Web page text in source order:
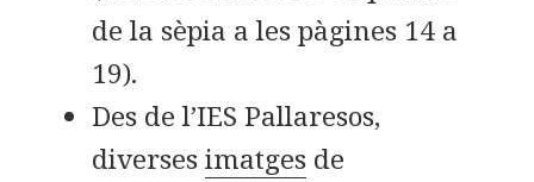
de la sèpia a les pàgines 14 a
19).
Des de l’IES Pallaresos,
diversesimatges de